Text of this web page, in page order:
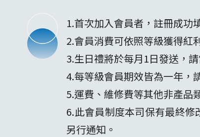
1.首次加入會員者，註冊成功
2.會員消費可依照等級獲得紅
3.生日禮將於每月1日發送，
4.每等級會員期效皆為一年，
5.運費、維修費等其他非產品
6.此會員制度本司保有最終
另行通知。